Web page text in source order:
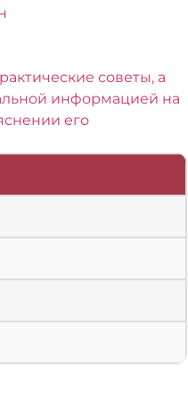
советы, а
информацией на
его